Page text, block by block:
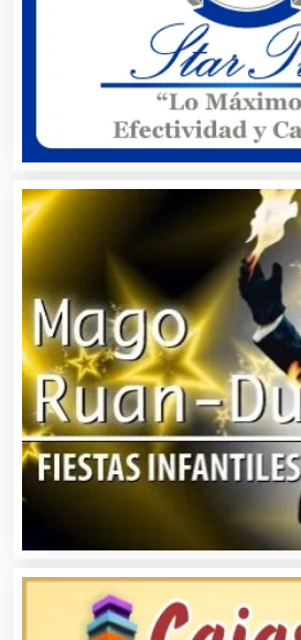
Banquetes
Basculas
Bebidas
Belleza
Bordados y Estampados
Boutiques